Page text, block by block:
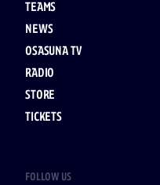
TEAMS
NEWS
OSASUNA TV
RADIO
STORE
TICKETS
FOLLOW US